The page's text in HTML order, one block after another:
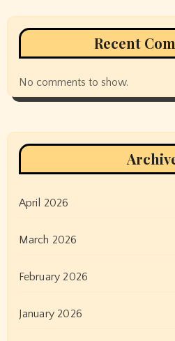
Recent
No comments to show.
April 2026
March 2026
February 2026
January 2026